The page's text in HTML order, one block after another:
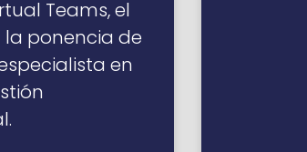
Teams, el
la ponencia de
en